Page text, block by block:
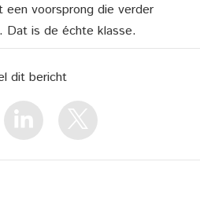
een voorsprong die verder
Dat is de échte klasse.
dit bericht